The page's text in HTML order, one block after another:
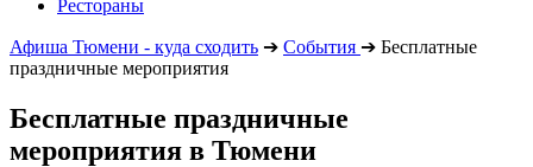
Рестораны
Афиша Тюмени - куда сходить ➔ События ➔ Бесплатные
праздничные мероприятия
Бесплатные праздничные
мероприятия в Тюмени